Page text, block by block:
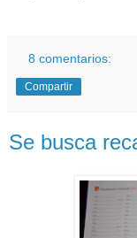
8 comentarios:
Compartir
Se busca